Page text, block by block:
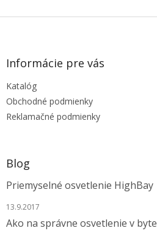
Z
Informácie pre vás
Katalóg
Obchodné podmienky
Reklamačné podmienky
Blog
Priemyselné osvetlenie HighBay
13.9.2017
Ako na správne osvetlenie v byte